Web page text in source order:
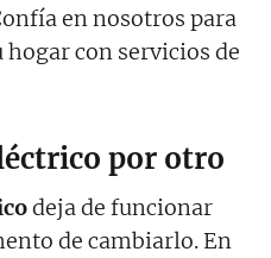
en nosotros para
con servicios de
por otro
deja de funcionar
de cambiarlo. En